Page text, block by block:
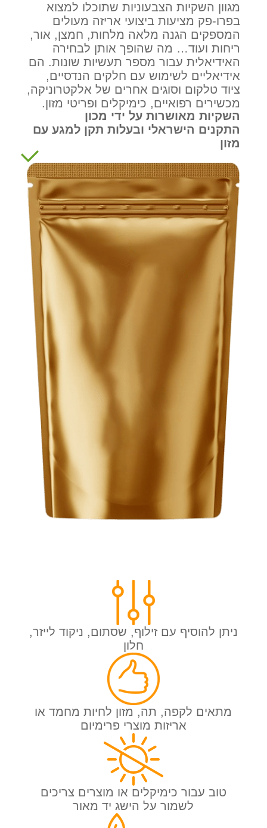
מגוון השקיות הצבעוניות שתוכלו למצוא
בפרו-פק מציעות ביצועי אריזה מעולים
המספקים הגנה מלאה מלחות, חמצן, אור,
ריחות ועוד… מה שהופך אותן לבחירה
האידיאלית עבור מספר תעשיות שונות. הם
אידיאליים לשימוש עם חלקים הנדסיים,
ציוד טלקום וסוגים אחרים של אלקטרוניקה,
מכשירים רפואיים, כימיקלים ופריטי מזון.
השקיות מאושרות על ידי מכון
התקנים הישראלי ובעלות תקן למגע עם
מזון
ניתן להוסיף עם זילוף, שסתום, ניקוד לייזר,
חלון
מתאים לקפה, תה, מזון לחיות מחמד או
אריזות מוצרי פרימיום
טוב עבור כימיקלים או מוצרים צריכים
לשמור על הישג יד מאור